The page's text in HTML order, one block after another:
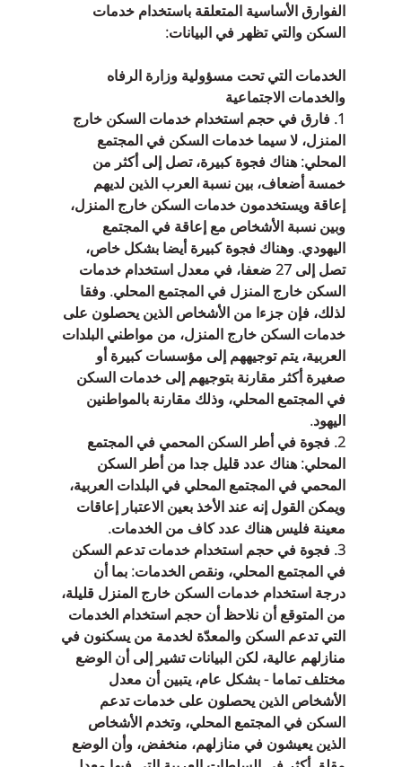
الفوارق الأساسية المتعلقة باستخدام خدمات
السكن والتي تظهر في البيانات:
الخدمات التي تحت مسؤولية وزارة الرفاه
والخدمات الاجتماعية
1‏. فارق في حجم استخدام خدمات السكن خارج
المنزل، لا سيما خدمات السكن في المجتمع
المحلي: هناك فجوة كبيرة، تصل إلى أكثر من
خمسة أضعاف، بين نسبة العرب الذين لديهم
إعاقة ويستخدمون خدمات السكن خارج المنزل،
وبين نسبة الأشخاص مع إعاقة في المجتمع
اليهودي. وهناك فجوة كبيرة أيضا بشكل خاص،
تصل إلى 27 ضعفا، في معدل استخدام خدمات
السكن خارج المنزل في المجتمع المحلي. وفقا
لذلك، فإن جزءا من الأشخاص الذين يحصلون على
خدمات السكن خارج المنزل، من مواطني البلدات
العربية، يتم توجيههم إلى مؤسسات كبيرة أو
صغيرة أكثر مقارنة بتوجيهم إلى خدمات السكن
في المجتمع المحلي، وذلك مقارنة بالمواطنين
اليهود.
2. فجوة في أطر السكن المحمي في المجتمع
المحلي: هناك عدد قليل جدا من أطر السكن
المحمي في المجتمع المحلي في البلدات العربية،
ويمكن القول إنه عند الأخذ بعين الاعتبار إعاقات
معينة فليس هناك عدد كاف من الخدمات.
3. فجوة في حجم استخدام خدمات تدعم السكن
في المجتمع المحلي، ونقص الخدمات: بما أن
درجة استخدام خدمات السكن خارج المنزل قليلة،
من المتوقع أن نلاحظ أن حجم استخدام الخدمات
التي تدعم السكن والمعدّة لخدمة من يسكنون في
منازلهم عالية، لكن البيانات تشير إلى أن الوضع
مختلف تماما - بشكل عام، يتبين أن معدل
الأشخاص الذين يحصلون على خدمات تدعم
السكن في المجتمع المحلي، وتخدم الأشخاص
الذين يعيشون في منازلهم، منخفض، وأن الوضع